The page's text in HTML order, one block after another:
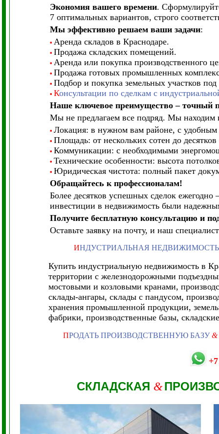
Экономия вашего времени.
7 оптимальных вариантов, строго
Мы эффективно решаем ваши задачи:
• Аренда складов в Краснодаре.
• Продажа складских помещений.
• Аренда или покупка производственного
• Продажа готовых промышленных
• Подбор и покупка земельных участков
• Консультации по сделкам с
Наше ключевое преимущество – точный
Мы не предлагаем все подряд. Мы
• Локация: в нужном вам районе, с удобным
• Площадь: от нескольких сотен до
• Коммуникации: с необходимыми
• Технические особенности: высота
• Юридическая чистота: полный пакет
Обращайтесь к профессионалам!
Более десятков успешных сделок
инвестиции в недвижимость были
Получите бесплатную консультацию и
Оставьте заявку на почту, и наш
ИНДУСТРИАЛЬНАЯ НЕДВИЖИМОСТЬ
Купить индустриальную недвижимость в
территории с железнодорожными
мостовыми и козловыми кранами,
склады-ангары, склады с пандусом,
хранения промышленной продукции,
фабрики, производственные базы,
ПРОДАТЬ ПРОИЗВОДСТВЕННУЮ БАЗУ&
СКЛАДСКАЯ &